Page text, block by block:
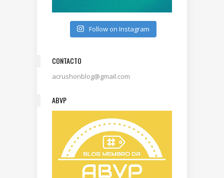
Follow on Instagram
CONTACTO
acrushonblog@gmail.com
ABVP